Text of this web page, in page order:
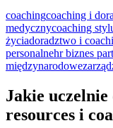
coachingcoaching i
medycznycoaching
życiadoradztwo i
personalnehr biznes
międzynarodowe
Jakie
resources i